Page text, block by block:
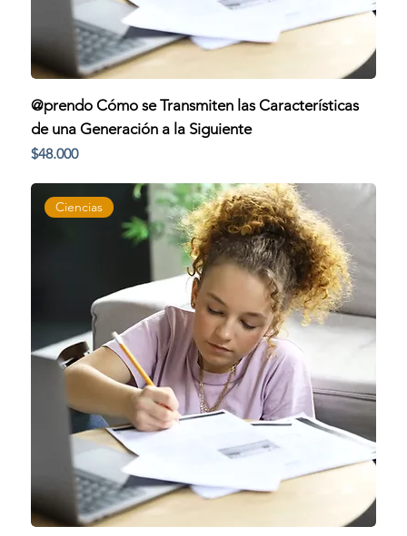
@prendo Cómo se Transmiten las Características
de una Generación a la Siguiente
Precio
$48.000
Ciencias